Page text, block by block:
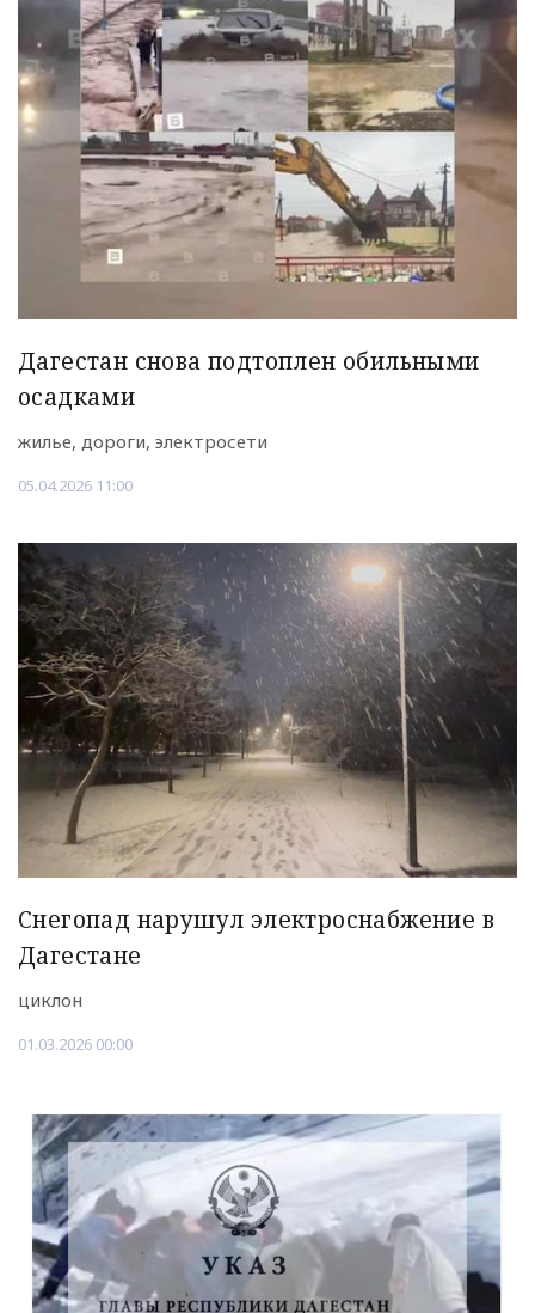
Дагестан снова подтоплен обильными
осадками
жилье, дороги, электросети
05.04.2026 11:00
Снегопад нарушул электроснабжение в
Дагестане
циклон
01.03.2026 00:00